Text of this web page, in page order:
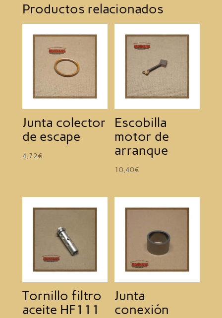
Productos relacionados
Junta colector
de escape
4,72€
Escobilla
motor de
arranque
10,40€
Tornillo filtro
aceite HF111
Junta
conexión